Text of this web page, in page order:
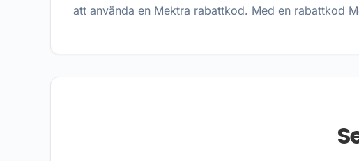
att använda en Mektra rabattkod. Med en rabattkod